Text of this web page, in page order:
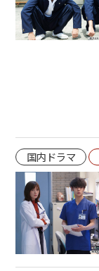
国内ドラマ